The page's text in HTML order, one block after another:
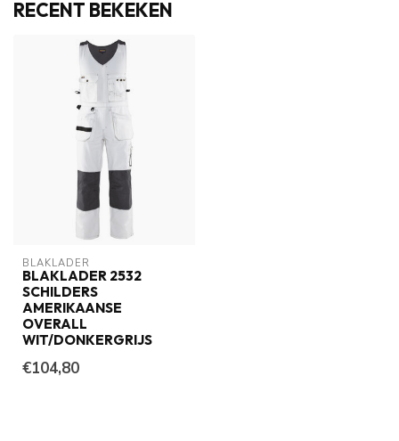
RECENT BEKEKEN
BLAKLADER
BLAKLADER 2532
SCHILDERS
AMERIKAANSE
OVERALL
WIT/DONKERGRIJS
€104,80